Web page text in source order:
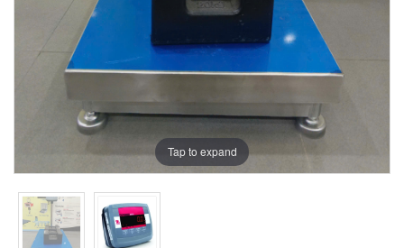
Tap to expand